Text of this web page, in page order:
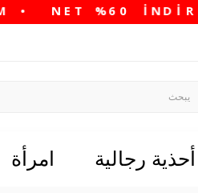
أحذية رجالية امرأة